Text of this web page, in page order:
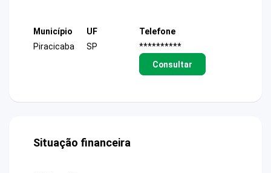
Município
Piracicaba
UF
SP
Telefone
**********
Consultar
Situação financeira